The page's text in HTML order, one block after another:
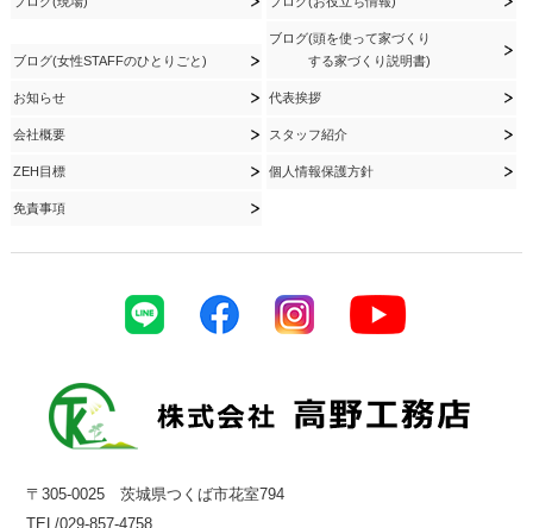
ブログ(女性STAFFのひとりごと)
ブログ(頭を使って家づくり
する家づくり説明書)
お知らせ 代表挨拶
会社概要 スタッフ紹介
ZEH目標 個人情報保護方針
免責事項
〒305-0025 茨城県つくば市花室794
TEL/029-857-4758